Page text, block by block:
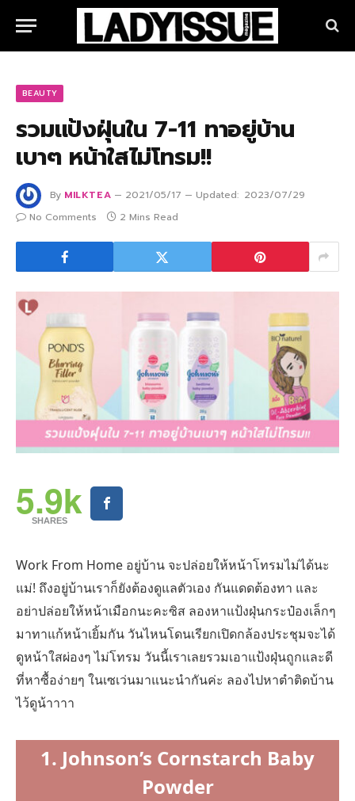
BEAUTY
รวมแป้งฝุ่นใน 7-11 ทาอยู่บ้าน
เบาๆ หน้าใสไม่โทรม!!
By MILKTEA 2021/05/17 Updated: 2023/07/29
No Comments
2 Mins Read
5.9k
SHARES
Work From Home อยู่บ้าน จะปล่อยให้หน้าโทรมไม่ได้นะ
แม่! ถึงอยู่บ้านเราก็ยังต้องดูแลตัวเอง กันแดดต้องทา และ
อย่าปล่อยให้หน้าเมือกนะคะซิส ลองหาแป้งฝุ่นกระป๋องเล็กๆ
มาทาแก้หน้าเยิ้มกัน วันไหนโดนเรียกเปิดกล้องประชุมจะได้
ดูหน้าใสผ่องๆ ไม่โทรม วันนี้เราเลยรวมเอาแป้งฝุ่นถูกและดี
ที่หาซื้อง่ายๆ ในเซเว่นมาแนะนำกันค่ะ ลองไปหาตำติดบ้าน
ไว้ดูน้าาาา
1. Johnson’s Cornstarch Baby
Powder